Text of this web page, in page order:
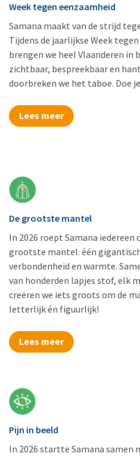
Week tegen eenzaamheid
Samana maakt van de strijd
Tijdens de jaarlijkse Week
brengen we heel Vlaanderen in
zichtbaar, bespreekbaar en
doorbreken we het taboe. Doe
Lees meer
De grootste mantel
In 2026 roept Samana iedereen
grootste mantel: één
verbondenheid en warmte.
van honderden lapjes stof, elk
creëren we iets groots om de
letterlijk én figuurlijk!
Lees meer
Pijn in beeld
In 2026 startte Samana samen